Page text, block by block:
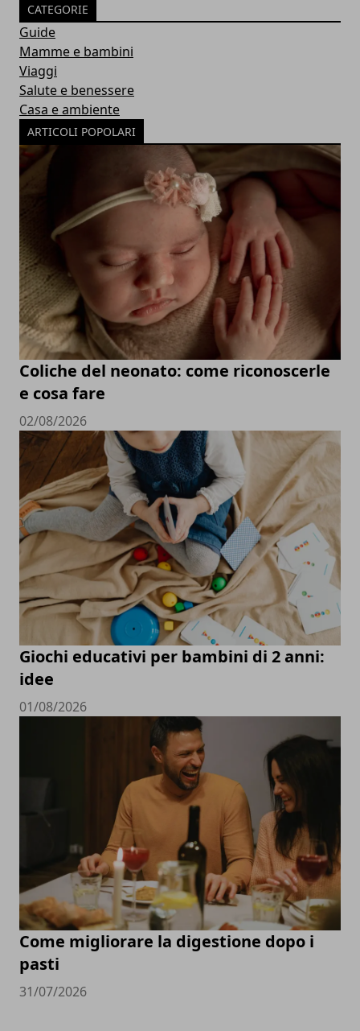
CATEGORIE
Guide
Mamme e bambini
Viaggi
Salute e benessere
Casa e ambiente
ARTICOLI POPOLARI
Coliche del neonato: come riconoscerle
e cosa fare
02/08/2026
Giochi educativi per bambini di 2 anni:
idee
01/08/2026
Come migliorare la digestione dopo i
pasti
31/07/2026